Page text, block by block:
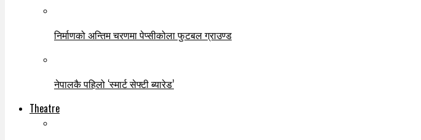
निर्माणको अन्तिम चरणमा पेप्सीकोला फुटबल ग्राउण्ड
नेपालकै पहिलो ‘स्मार्ट सेफ्टी ब्यारेड’
Theatre